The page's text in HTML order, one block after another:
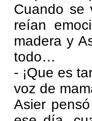
Cuando se
reían
madera y
todo…
- ¡Que es
voz de
Asier